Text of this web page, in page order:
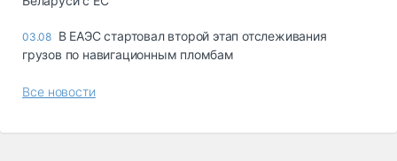
03.08 В ЕАЭС стартовал второй этап отслеживания
грузов по навигационным пломбам
Все новости